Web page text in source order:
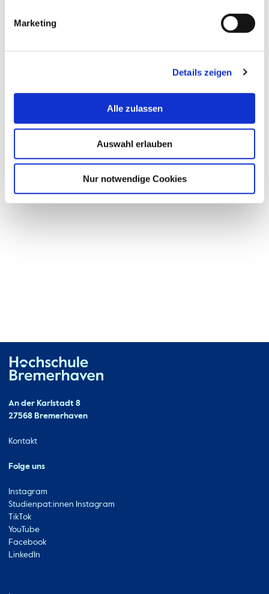
Marketing
Details zeigen
Alle zulassen
Auswahl erlauben
Nur notwendige Cookies
Postanschrift:
An der Karlstadt 8
An der Karlstadt 10
Raum: M3030
Sprechzeiten: Beratungstermine bitte per E-Mail vereinbaren
Kontakt
An der Karlstadt 8
27568 Bremerhaven
Ressourcen
Kontakt
Folge uns
Instagram
Studienpat:innen Instagram
TikTok
YouTube
Facebook
LinkedIn